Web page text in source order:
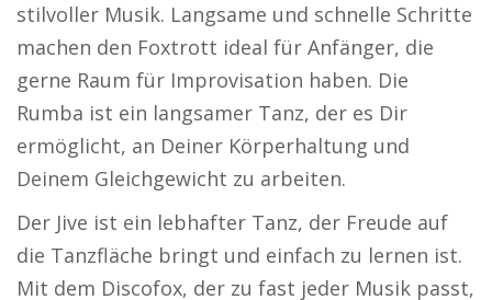
stilvoller Musik. Langsame und schnelle Schritte
machen den Foxtrott ideal für Anfänger, die
gerne Raum für Improvisation haben. Die
Rumba ist ein langsamer Tanz, der es Dir
ermöglicht, an Deiner Körperhaltung und
Deinem Gleichgewicht zu arbeiten.
Der Jive ist ein lebhafter Tanz, der Freude auf
die Tanzfläche bringt und einfach zu lernen ist.
Mit dem Discofox, der zu fast jeder Musik passt,